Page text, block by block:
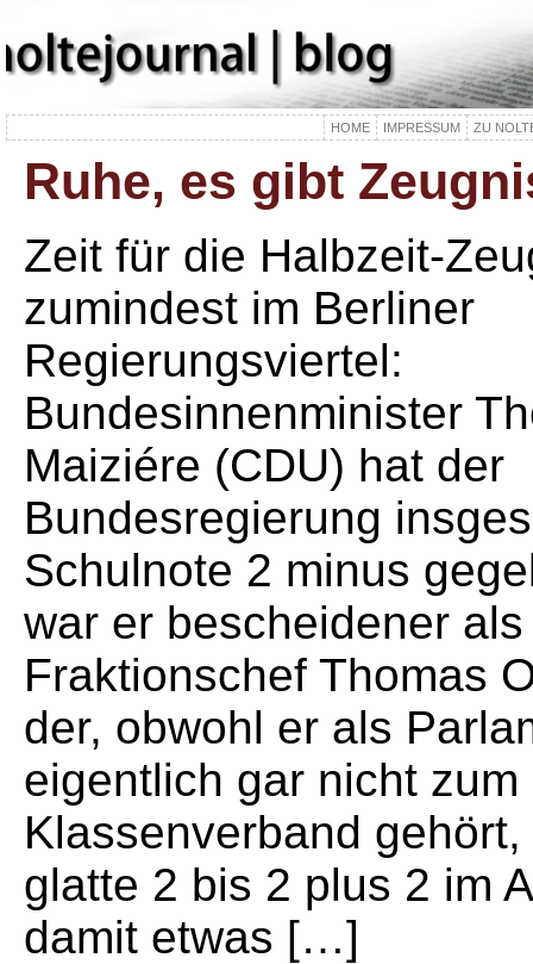
HOME IMPRESSUM ZU
Ruhe, es gibt
Zeit für die Halbzeit-
zumindest im Berliner
Regierungsviertel:
Bundesinnenminister
Maiziére (CDU) hat der
Bundesregierung
Schulnote 2 minus
war er bescheidener
Fraktionschef Thomas
der, obwohl er als
eigentlich gar nicht zum
Klassenverband
glatte 2 bis 2 plus 2 im
damit etwas […]